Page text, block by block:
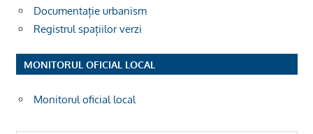
Documentație urbanism
Registrul spațiilor verzi
MONITORUL OFICIAL LOCAL
Monitorul oficial local